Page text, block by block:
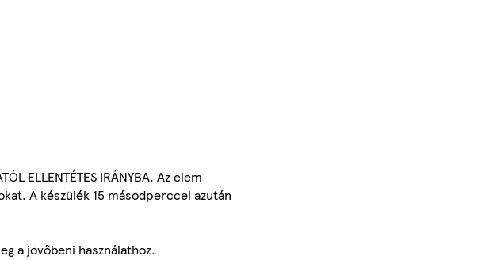
ELLENTÉTES IRÁNYBA. Az elem
A készülék 15 másodperccel azután
a jövőbeni használathoz.